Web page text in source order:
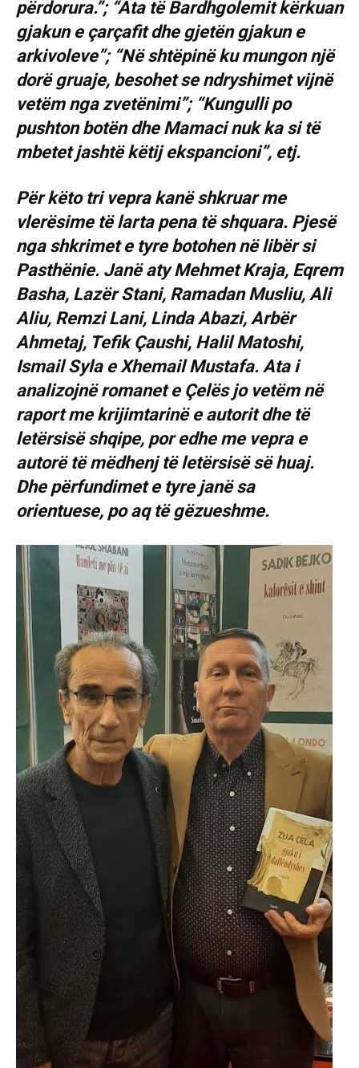
përdorura.”; “Ata të Bardhgolemit kërkuan
gjakun e çarçafit dhe gjetën gjakun e
arkivoleve”; “Në shtëpinë ku mungon një
dorë gruaje, besohet se ndryshimet vijnë
vetëm nga zvetënimi”; “Kungulli po
pushton botën dhe Mamaci nuk ka si të
mbetet jashtë këtij ekspancioni”, etj.
Për këto tri vepra kanë shkruar me
vlerësime të larta pena të shquara. Pjesë
nga shkrimet e tyre botohen në libër si
Pasthënie. Janë aty Mehmet Kraja, Eqrem
Basha, Lazër Stani, Ramadan Musliu, Ali
Aliu, Remzi Lani, Linda Abazi, Arbër
Ahmetaj, Tefik Çaushi, Halil Matoshi,
Ismail Syla e Xhemail Mustafa. Ata i
analizojnë romanet e Çelës jo vetëm në
raport me krijimtarinë e autorit dhe të
letërsisë shqipe, por edhe me vepra e
autorë të mëdhenj të letërsisë së huaj.
Dhe përfundimet e tyre janë sa
orientuese, po aq të gëzueshme.